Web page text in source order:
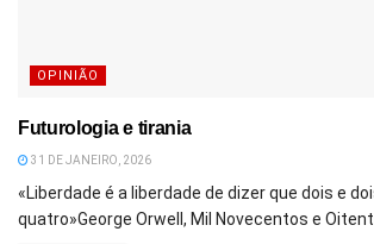
OPINIÃO
Futurologia e tirania
31 DE JANEIRO, 2026
«Liberdade é a liberdade de dizer que dois e
quatro»George Orwell, Mil Novecentos e